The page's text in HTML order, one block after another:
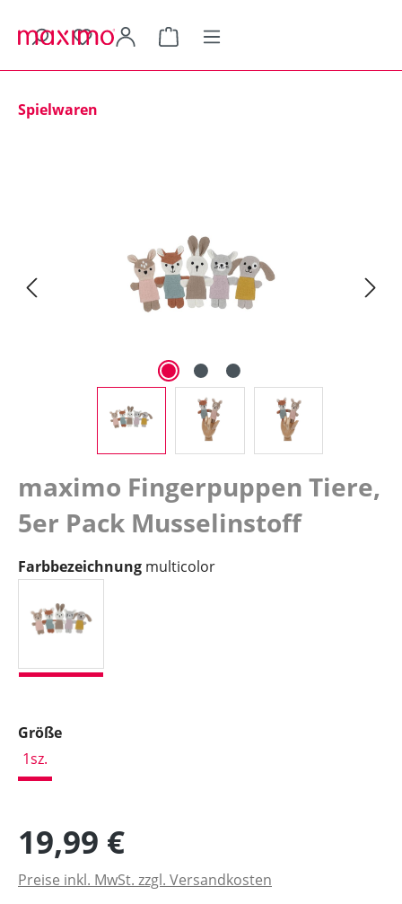
Warenkorb enthält 0
Spielwaren
maximo Fingerpuppen Tiere,
5er Pack Musselinstoff
Farbbezeichnungauswählen
multicolor
Größeauswählen
1sz.
19,99 €
Preise inkl. MwSt. zzgl. Versandkosten